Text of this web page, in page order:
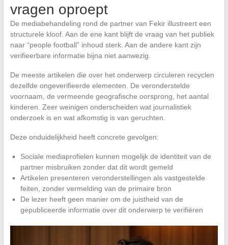
vragen oproept
De mediabehandeling rond de partner van Fekir illustreert een
structurele kloof. Aan de ene kant blijft de vraag van het publiek
naar “people football” inhoud sterk. Aan de andere kant zijn
verifieerbare informatie bijna niet aanwezig.
De meeste artikelen die over het onderwerp circuleren recyclen
dezelfde ongeverifieerde elementen. De veronderstelde
voornaam, de vermeende geografische oorsprong, het aantal
kinderen. Zeer weinigen onderscheiden wat journalistiek
onderzoek is en wat afkomstig is van geruchten.
Deze onduidelijkheid heeft concrete gevolgen:
Sociale mediaprofielen kunnen mogelijk de identiteit van de
partner misbruiken zonder dat dit wordt gemeld
Artikelen presenteren veronderstellingen als vastgestelde
feiten, zonder vermelding van de primaire bron
De lezer heeft geen manier om de juistheid van de
gepubliceerde informatie over dit onderwerp te verifiëren